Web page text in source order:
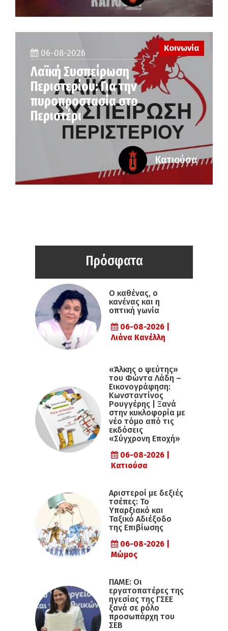
06-08-2026
Λαϊκή Συσπείρωση
Περιστερίου: Για την
πυροπροστασία στο
Περιστέρι
Κοινωνία
Κατιούσα
Πρόσφατα
Ο καθένας, ο
κανένας και η
οπτική γωνία
06-08-2026 |
Λιάνα Κανέλλη
«Άλκης ο ψεύτης»
του Φώντα Λάδη –
Εικονογράφηση:
Κωνσταντίνος
Ρουγγέρης | Ξανά
στην κυκλοφορία με
νέο τόμο από τις
εκδόσεις
«Σύγχρονη Εποχή»
06-08-2026 |
Κατιούσα
Αριστεροί με δεξιές
τσέπες: Το
Υπαρξιακό και
Ταξικό Αδιέξοδο
της Επιβίωσης
06-08-2026 |
Μώμος
ΠΑΜΕ: Οι
εργατοπατέρες της
ηγεσίας της ΓΣΕΕ
ξανά σε ρόλο
προσωπάρχη του
ΣΕΒ